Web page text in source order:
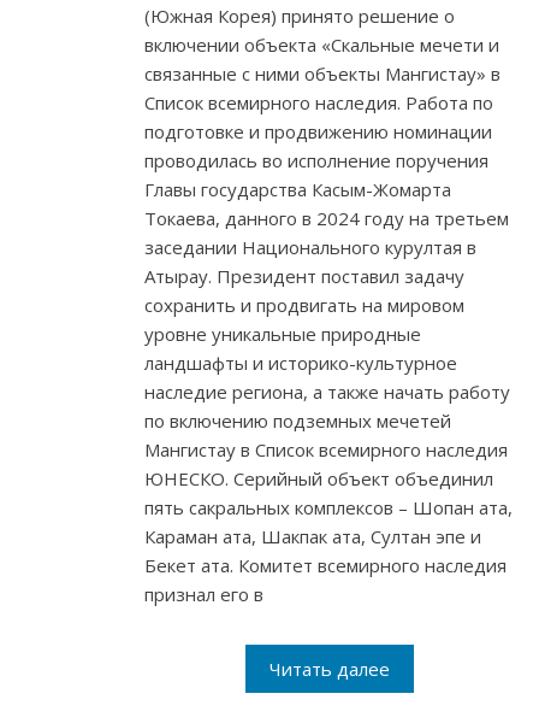
(Южная Корея) принято решение о
включении объекта «Скальные мечети и
связанные с ними объекты Мангистау» в
Список всемирного наследия. Работа по
подготовке и продвижению номинации
проводилась во исполнение поручения
Главы государства Касым-Жомарта
Токаева, данного в 2024 году на третьем
заседании Национального курултая в
Атырау. Президент поставил задачу
сохранить и продвигать на мировом
уровне уникальные природные
ландшафты и историко-культурное
наследие региона, а также начать работу
по включению подземных мечетей
Мангистау в Список всемирного наследия
ЮНЕСКО. Серийный объект объединил
пять сакральных комплексов – Шопан ата,
Караман ата, Шакпак ата, Султан эпе и
Бекет ата. Комитет всемирного наследия
признал его в
Читать далее